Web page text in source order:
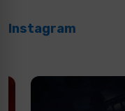
Instagram